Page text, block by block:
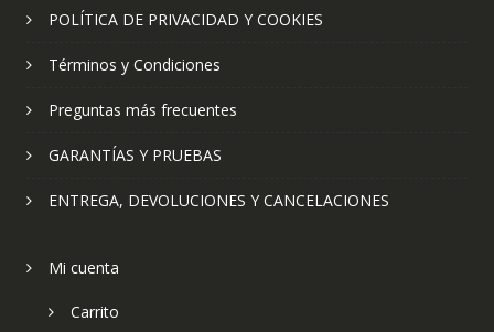
POLÍTICA DE PRIVACIDAD Y COOKIES
Términos y Condiciones
Preguntas más frecuentes
GARANTÍAS Y PRUEBAS
ENTREGA, DEVOLUCIONES Y CANCELACIONES
Mi cuenta
Carrito